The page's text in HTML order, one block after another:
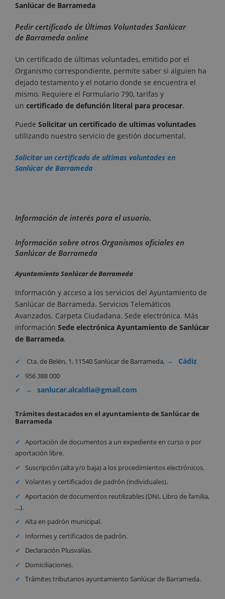
Sanlúcar de Barrameda
Pedir certificado de Últimas Voluntades Sanlúcar
de Barrameda online
Un certificado de últimas voluntades, emitido por el
Organismo correspondiente, permite saber si alguien ha
dejado testamento y el notario donde se encuentra el
mismo. Requiere el Formulario 790, tarifas y
un certificado de defunción literal para procesar.
Puede Solicitar un certificado de ultimas voluntades
utilizando nuestro servicio de gestión documental.
Solicitar un certificado de ultimas voluntades en
Sanlúcar de Barrameda
Información de interés para el usuario.
Información sobre otros Organismos oficiales en
Sanlúcar de Barrameda
Ayuntamiento Sanlúcar de Barrameda
Información y acceso a los servicios del Ayuntamiento de
Sanlúcar de Barrameda. Servicios Telemáticos
Avanzados. Carpeta Ciudadana. Sede electrónica. Más
información Sede electrónica Ayuntamiento de Sanlúcar
de Barrameda.
Cta. de Belén, 1, 11540 Sanlúcar de Barrameda, Cádiz
956 388 000
sanlucar.alcaldia@gmail.com
Trámites destacados en el ayuntamiento de Sanlúcar de
Barrameda
Aportación de documentos a un expediente en curso o por
aportación libre.
Suscripción (alta y/o baja) a los procedimientos electrónicos.
Volantes y certificados de padrón (individuales).
Aportación de documentos reutilizables (DNI, Libro de familia,
…).
Alta en padrón municipal.
Informes y certificados de padrón.
Declaración Plusvalías.
Domiciliaciones.
Trámites tributarios ayuntamiento Sanlúcar de Barrameda.